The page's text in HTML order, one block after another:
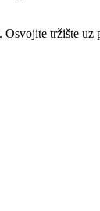
tržište